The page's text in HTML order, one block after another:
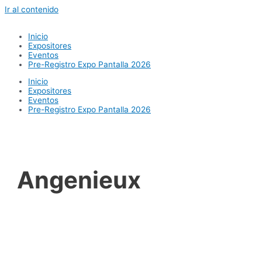
Ir al contenido
Inicio
Expositores
Eventos
Pre-Registro Expo Pantalla 2026
Inicio
Expositores
Eventos
Pre-Registro Expo Pantalla 2026
Angenieux